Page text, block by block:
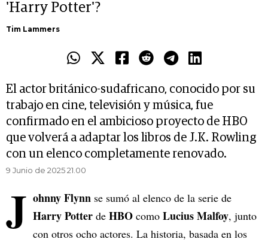
'Harry Potter'?
Tim Lammers
El actor británico-sudafricano, conocido por su
trabajo en cine, televisión y música, fue
confirmado en el ambicioso proyecto de HBO
que volverá a adaptar los libros de J.K. Rowling
con un elenco completamente renovado.
9 Junio de 2025 21.00
J ohnny Flynn se sumó al elenco de la serie de
Harry Potter de HBO como Lucius Malfoy, junto
con otros ocho actores. La historia, basada en los